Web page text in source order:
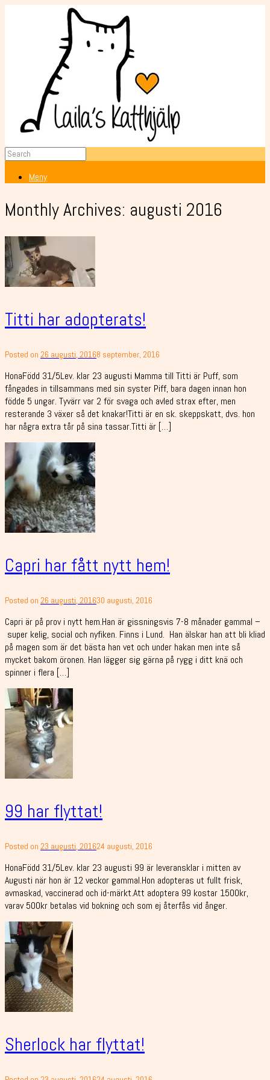
Meny
Monthly Archives: augusti 2016
Titti har adopterats!
Posted on 26 augusti, 20168 september, 2016
HonaFödd 31/5Lev. klar 23 augusti Mamma till Titti är Puff, som
fångades in tillsammans med sin syster Piff, bara dagen innan hon
födde 5 ungar. Tyvärr var 2 för svaga och avled strax efter, men
resterande 3 växer så det knakar!Titti är en sk. skeppskatt, dvs. hon
har några extra tår på sina tassar.Titti är […]
Capri har fått nytt hem!
Posted on 26 augusti, 201630 augusti, 2016
Capri är på prov i nytt hem.Han är gissningsvis 7-8 månader gammal –
super kelig, social och nyfiken. Finns i Lund. Han älskar han att bli kliad
på magen som är det bästa han vet och under hakan men inte så
mycket bakom öronen. Han lägger sig gärna på rygg i ditt knä och
spinner i flera […]
99 har flyttat!
Posted on 23 augusti, 201624 augusti, 2016
HonaFödd 31/5Lev. klar 23 augusti 99 är leveransklar i mitten av
Augusti när hon är 12 veckor gammal.Hon adopteras ut fullt frisk,
avmaskad, vaccinerad och id-märkt.Att adoptera 99 kostar 1500kr,
varav 500kr betalas vid bokning och som ej återfås vid ånger.
Sherlock har flyttat!